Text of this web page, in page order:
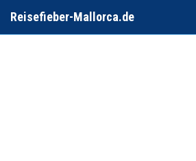
Reisefieber-Mallorca.de